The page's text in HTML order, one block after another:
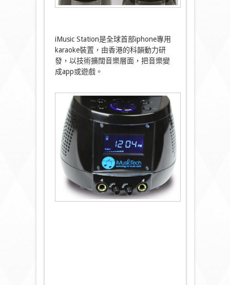
iMusic Station是全球首部iphone專用
karaoke裝置，由香港的科韻動力研
發，以技術擴闊音樂層面，把音樂變
成app或遊戲。